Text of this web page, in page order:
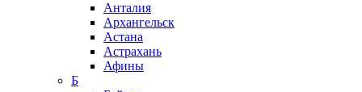
Анталия
Архангельск
Астана
Астрахань
Афины
Б